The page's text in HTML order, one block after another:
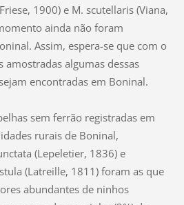
1900) e M. scutellaris (Viana,
ainda não foram
Assim, espera-se que com o
amostradas algumas dessas
encontradas em Boninal.
sem ferrão registradas em
rurais de Boninal,
(Lepeletier, 1836) e
(Latreille, 1811) foram as que
abundantes de ninhos